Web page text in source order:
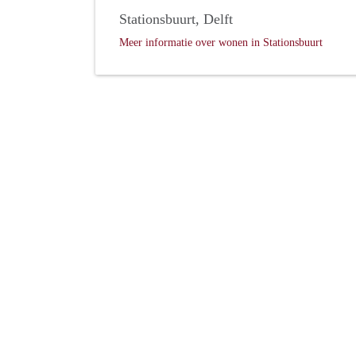
Stationsbuurt, Delft
Meer informatie over wonen in Stationsbuurt